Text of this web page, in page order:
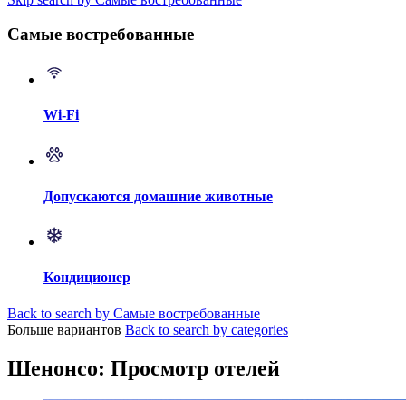
Самые востребованные
Wi-Fi
Допускаются домашние животные
Кондиционер
Back to search by Самые востребованные
Больше вариантов Back to search by categories
Шенонсо: Просмотр отелей